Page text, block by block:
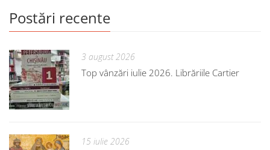
Postări recente
3 august 2026
Top vânzări iulie 2026. Librăriile Cartier
15 iulie 2026